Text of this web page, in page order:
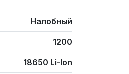
Налобный
1200
18650 Li-Ion